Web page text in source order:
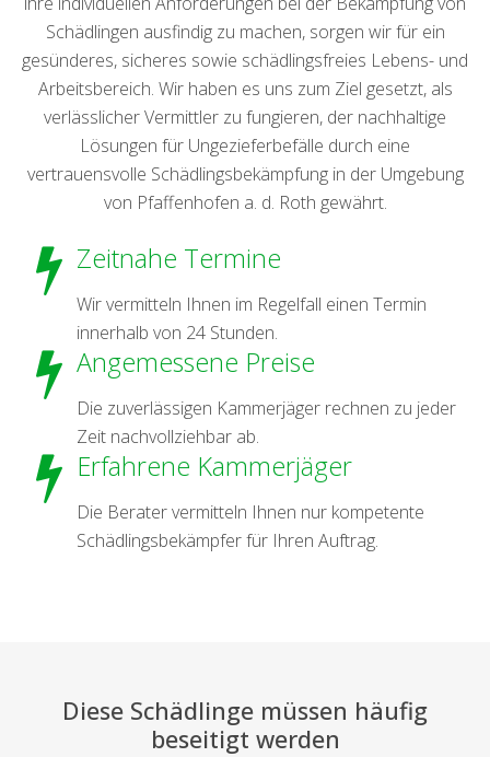
Schädlingen ausfindig zu machen, sorgen wir für ein
gesünderes, sicheres sowie schädlingsfreies Lebens- und
Arbeitsbereich. Wir haben es uns zum Ziel gesetzt, als
verlässlicher Vermittler zu fungieren, der nachhaltige
Lösungen für Ungezieferbefälle durch eine
vertrauensvolle Schädlingsbekämpfung in der Umgebung
von Pfaffenhofen a. d. Roth gewährt.
Zeitnahe Termine
Wir vermitteln Ihnen im Regelfall einen Termin
innerhalb von 24 Stunden.
Angemessene Preise
Die zuverlässigen Kammerjäger rechnen zu jeder
Zeit nachvollziehbar ab.
Erfahrene Kammerjäger
Die Berater vermitteln Ihnen nur kompetente
Schädlingsbekämpfer für Ihren Auftrag.
Diese Schädlinge müssen häufig
beseitigt werden